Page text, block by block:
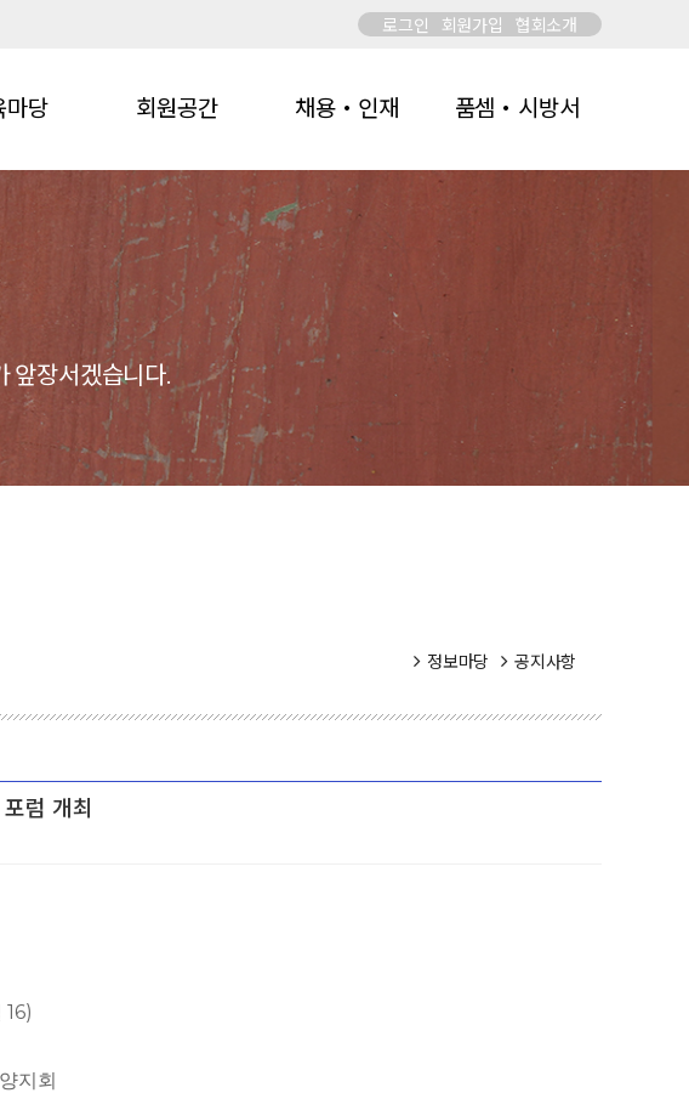
로그인 회원가입 협회소개
마당 회원공간 채용・인재 품셈・시방서
앞장서겠습니다.
정보마당 공지사항
럼 개최
16)
지회